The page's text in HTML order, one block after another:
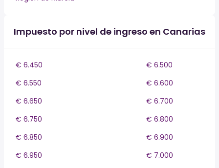
Impuesto por nivel de ingreso en Canarias
€ 6.450
€ 6.500
€ 6.550
€ 6.600
€ 6.650
€ 6.700
€ 6.750
€ 6.800
€ 6.850
€ 6.900
€ 6.950
€ 7.000